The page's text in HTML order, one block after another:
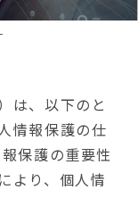
は、以下のと
情報保護の仕
報保護の重要性
より、個人情